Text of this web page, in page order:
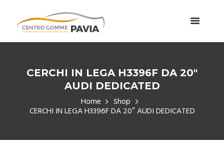
CERCHI IN LEGA H3396F DA 20″
AUDI DEDICATED
Home Shop
CERCHI IN LEGA H3396F DA 20″ AUDI DEDICATED